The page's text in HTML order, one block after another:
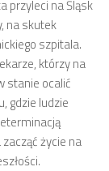
przyleci na Śląsk
na skutek
szpitala.
którzy na
stanie ocalić
gdzie ludzie
życie na